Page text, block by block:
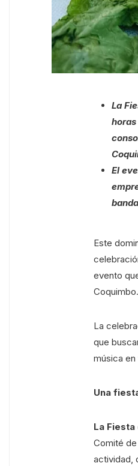
La
El
Este
evento
Coquimbo.
La
que
música
Una
La
Comité
actividad,